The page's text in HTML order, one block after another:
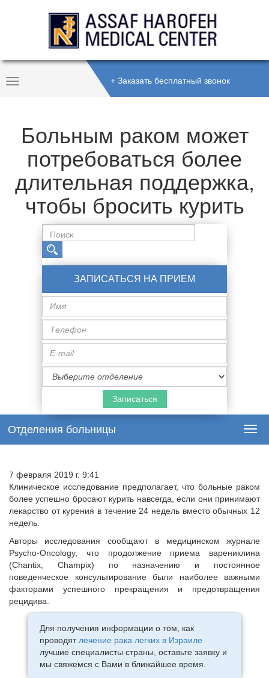
Toggle
+ Заказать бесплатный звонок
Больным раком может
потребоваться более
длительная поддержка,
чтобы бросить курить
ЗАПИСАТЬСЯ НА ПРИЕМ
Имя
Телефон
Специализация
Отделения больницы
7 февраля 2019 г. 9:41
Клиническое исследование предполагает, что больные раком
более успешно бросают курить навсегда, если они принимают
лекарство от курения в течение 24 недель вместо обычных 12
недель.
Авторы исследования сообщают в медицинском журнале
Psycho-Oncology, что продолжение приема варениклина
(Chantix, Champix) по назначению и постоянное
поведенческое консультирование были наиболее важными
факторами успешного прекращения и предотвращения
рецидива.
Для получения информации о том, как
проводят лечение рака легких в Израиле
лучшие специалисты страны, оставьте заявку и
мы свяжемся с Вами в ближайшее время.